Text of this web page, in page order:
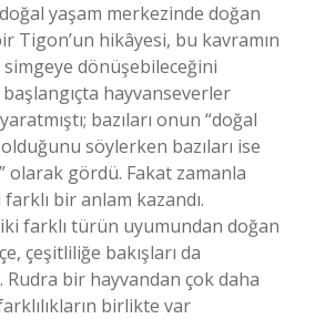
yaşam merkezinde doğan
Tigon’un hikâyesi, bu kavramın
dönüşebileceğini
hayvanseverler
bazıları onun “doğal
söylerken bazıları ise
olarak gördü. Fakat zamanla
farklı bir anlam kazandı.
farklı türün uyumundan doğan
çeşitliliğe bakışları da
Rudra bir hayvandan çok daha
birlikte var